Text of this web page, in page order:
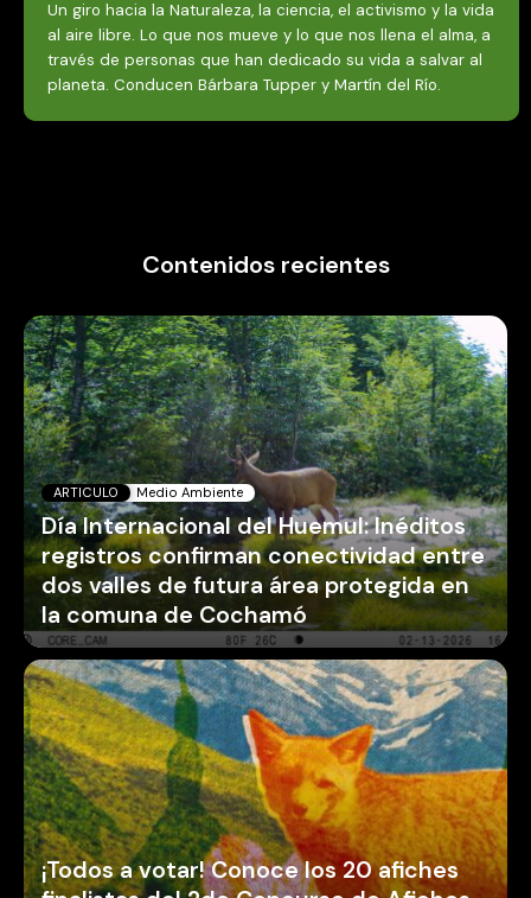
Un giro hacia la Naturaleza, la ciencia, el activismo y la vida
al aire libre. Lo que nos mueve y lo que nos llena el alma, a
través de personas que han dedicado su vida a salvar al
planeta. Conducen Bárbara Tupper y Martín del Río.
Contenidos recientes
ARTICULO Medio Ambiente
Día Internacional del Huemul: Inéditos
registros confirman conectividad entre
dos valles de futura área protegida en
la comuna de Cochamó
¡Todos a votar! Conoce los 20 afiches